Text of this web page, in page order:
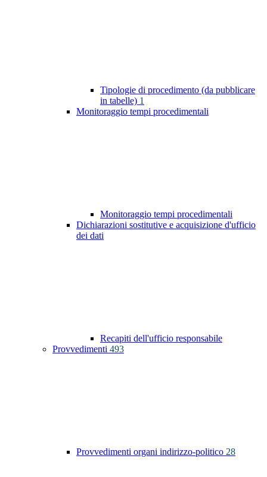
Tipologie di procedimento (da pubblicare
in tabelle) 1
Monitoraggio tempi procedimentali
Monitoraggio tempi procedimentali
Dichiarazioni sostitutive e acquisizione d'ufficio
dei dati
Recapiti dell'ufficio responsabile
Provvedimenti 493
Provvedimenti organi indirizzo-politico 28